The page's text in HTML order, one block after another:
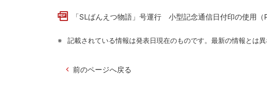
「SLばんえつ物語」号運行 小型記念通信日付印の使用（
記載されている情報は発表日現在のものです。最新の情報とは
前のページへ戻る